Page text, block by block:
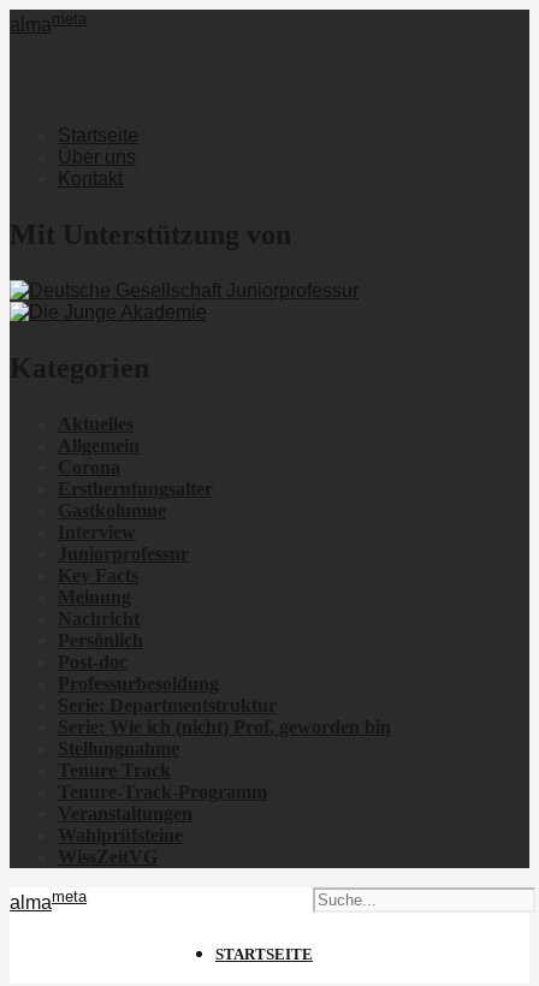
alma meta
Startseite
Über uns
Kontakt
almameta
STARTSEITE